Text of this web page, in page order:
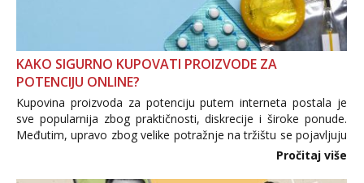
KAKO SIGURNO KUPOVATI PROIZVODE ZA
POTENCIJU ONLINE?
Kupovina proizvoda za potenciju putem interneta postala je
sve popularnija zbog praktičnosti, diskrecije i široke ponude.
Međutim, upravo zbog velike potražnje na tržištu se pojavljuju
i brojni krivotvoreni proizvodi, nepouzdane internetske
Pročitaj više